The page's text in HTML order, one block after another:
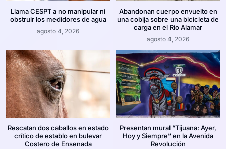
Llama CESPT a no manipular ni
obstruir los medidores de agua
agosto 4, 2026
Abandonan cuerpo envuelto en
una cobija sobre una bicicleta de
carga en el Río Alamar
agosto 4, 2026
Rescatan dos caballos en estado
crítico de establo en bulevar
Costero de Ensenada
Presentan mural “Tijuana: Ayer,
Hoy y Siempre” en la Avenida
Revolución